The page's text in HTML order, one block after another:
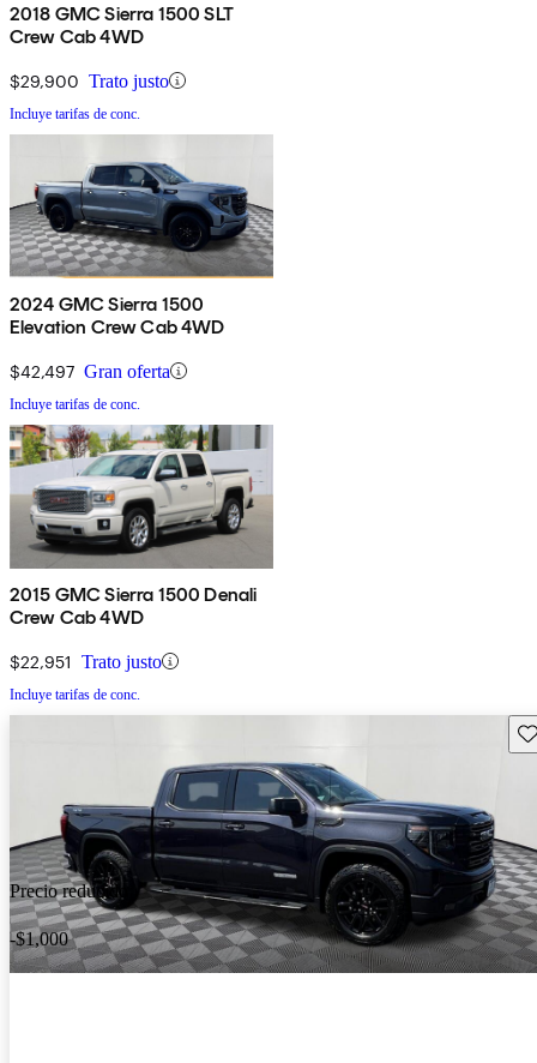
2018 GMC Sierra 1500 SLT
Crew Cab 4WD
$29,900 Trato justo
Incluye tarifas de conc.
2024 GMC Sierra 1500
Elevation Crew Cab 4WD
$42,497 Gran oferta
Incluye tarifas de conc.
2015 GMC Sierra 1500 Denali
Crew Cab 4WD
$22,951 Trato justo
Incluye tarifas de conc.
Precio reducido
-$1,000